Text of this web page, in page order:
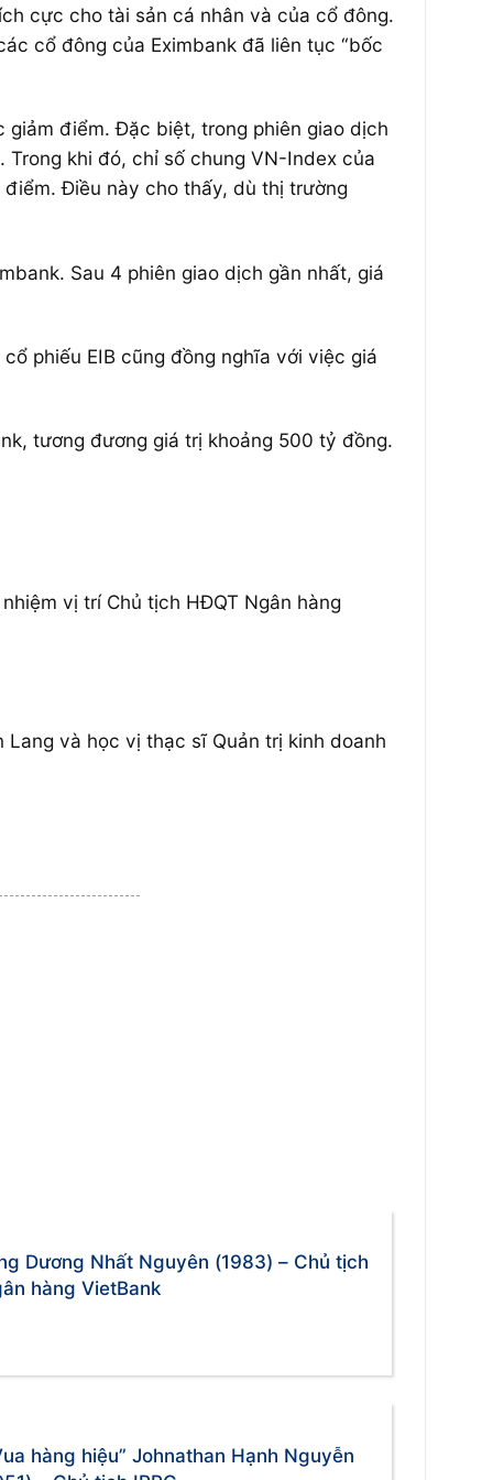
cực cho tài sản cá nhân và của cổ đông.
cổ đông của Eximbank đã liên tục “bốc
giảm điểm. Đặc biệt, trong phiên giao dịch
khi đó, chỉ số chung VN-Index của
Điều này cho thấy, dù thị trường
Sau 4 phiên giao dịch gần nhất, giá
phiếu EIB cũng đồng nghĩa với việc giá
tương đương giá trị khoảng 500 tỷ đồng.
vị trí Chủ tịch HĐQT Ngân hàng
và học vị thạc sĩ Quản trị kinh doanh
Dương Nhất Nguyên (1983) – Chủ tịch
hàng VietBank
hàng hiệu” Johnathan Hạnh Nguyễn